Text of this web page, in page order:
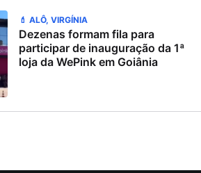
💄 ALÔ, VIRGÍNIA
Dezenas formam fila para
participar de inauguração da 1ª
loja da WePink em Goiânia